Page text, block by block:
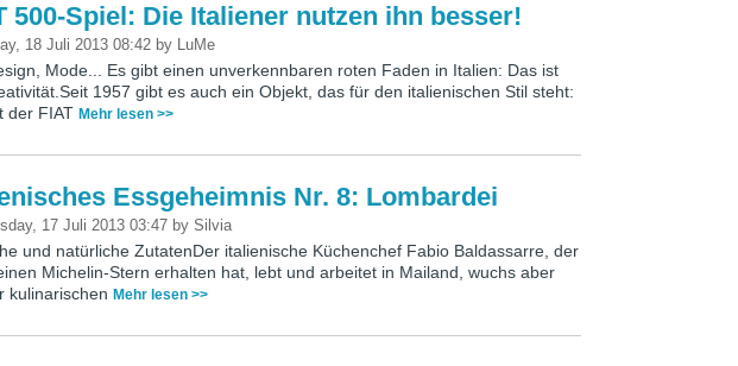
500-Spiel: Die Italiener nutzen ihn besser!
18 Juli 2013 08:42 by LuMe
Mode... Es gibt einen unverkennbaren roten Faden in Italien: Das ist
1957 gibt es auch ein Objekt, das für den italienischen Stil steht:
der FIATMehr lesen >>
Essgeheimnis Nr. 8: Lombardei
17 Juli 2013 03:47 bySilvia
und natürliche ZutatenDer italienische Küchenchef Fabio Baldassarre, der
Michelin-Stern erhalten hat, lebt und arbeitet in Mailand, wuchs aber
kulinarischenMehr lesen >>